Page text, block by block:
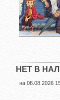
НЕТ В
на 08.08.2026